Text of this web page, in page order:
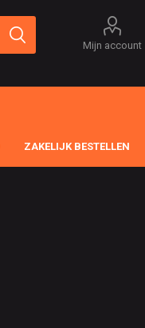
Mijn account
ZAKELIJK BESTELLEN